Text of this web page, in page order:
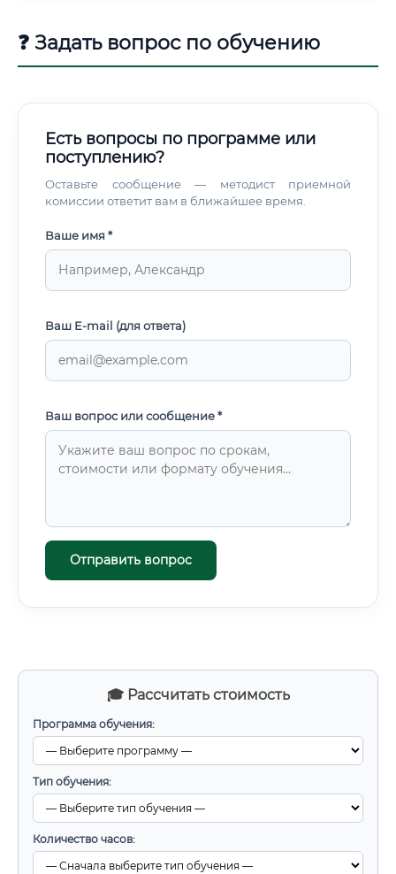
🎓 Рассчитать стоимость
Программа обучения:
Тип обучения:
Количество часов:
❓ Задать вопрос по обучению
Есть вопросы по программе или
поступлению?
Оставьте сообщение — методист приемной
комиссии ответит вам в ближайшее время.
Ваше имя *
Ваш E-mail (для ответа)
Ваш вопрос или сообщение *
Отправить вопрос